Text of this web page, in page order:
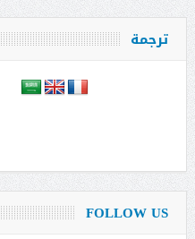
ترجمة
FOLLOW US